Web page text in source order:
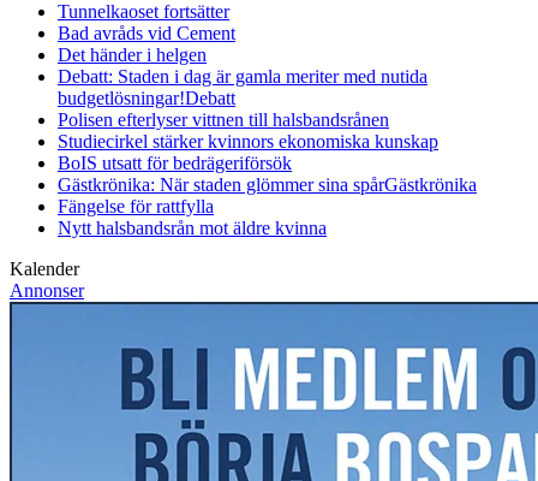
Tunnelkaoset fortsätter
Bad avråds vid Cement
Det händer i helgen
Debatt: Staden i dag är gamla meriter med nutida
budgetlösningar!Debatt
Polisen efterlyser vittnen till halsbandsrånen
Studiecirkel stärker kvinnors ekonomiska kunskap
BoIS utsatt för bedrägeriförsök
Gästkrönika: När staden glömmer sina spårGästkrönika
Fängelse för rattfylla
Nytt halsbandsrån mot äldre kvinna
Kalender
Annonser